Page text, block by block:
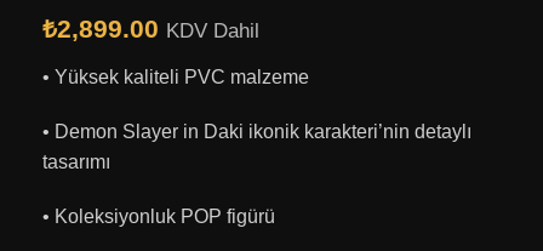
₺2,899.00 KDV Dahil
• Yüksek kaliteli PVC malzeme
• Demon Slayer in Daki ikonik karakteri’nin detaylı
tasarımı
• Koleksiyonluk POP figürü